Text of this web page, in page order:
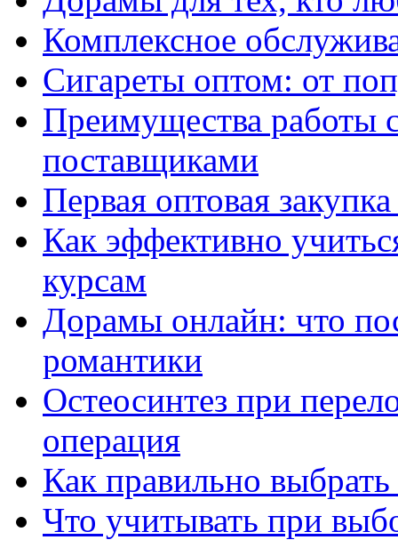
Комплексное
Сигареты оптом: от
Преимущества работы
поставщиками
Первая оптовая
Как эффективно
курсам
Дорамы онлайн: что
романтики
Остеосинтез при
операция
Как правильно
Что учитывать при